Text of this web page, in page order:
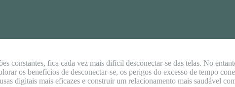
constantes, fica cada vez mais difícil desconectar-se das telas. No
os benefícios de desconectar-se, os perigos do excesso de tempo
digitais mais eficazes e construir um relacionamento mais saudável